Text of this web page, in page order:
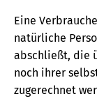
Eine
natürliche
abschließt, die
noch ihrer
zugerechnet